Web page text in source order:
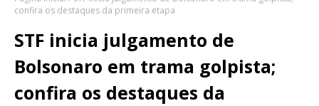
confira os destaques da primeira etapa
STF inicia julgamento de
Bolsonaro em trama golpista;
confira os destaques da